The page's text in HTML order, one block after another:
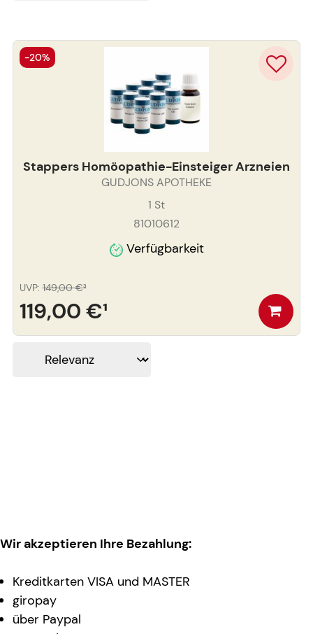
Stappers Homöopathie-Einsteiger Arzneien
GUDJONS APOTHEKE
1 St
81010612
Verfügbarkeit
119,00 €¹
UVP: 149,00 €³
-20%
Wir akzeptieren Ihre Bezahlung:
Kreditkarten VISA und MASTER
giropay
über Paypal